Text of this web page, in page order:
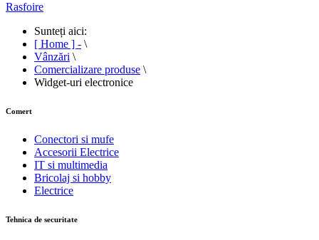
Rasfoire
Sunteți aici:
[ Home ] - \
Vânzări \
Comercializare produse \
Widget-uri electronice
Comert
Conectori si mufe
Accesorii Electrice
IT si multimedia
Bricolaj si hobby
Electrice
Tehnica de securitate